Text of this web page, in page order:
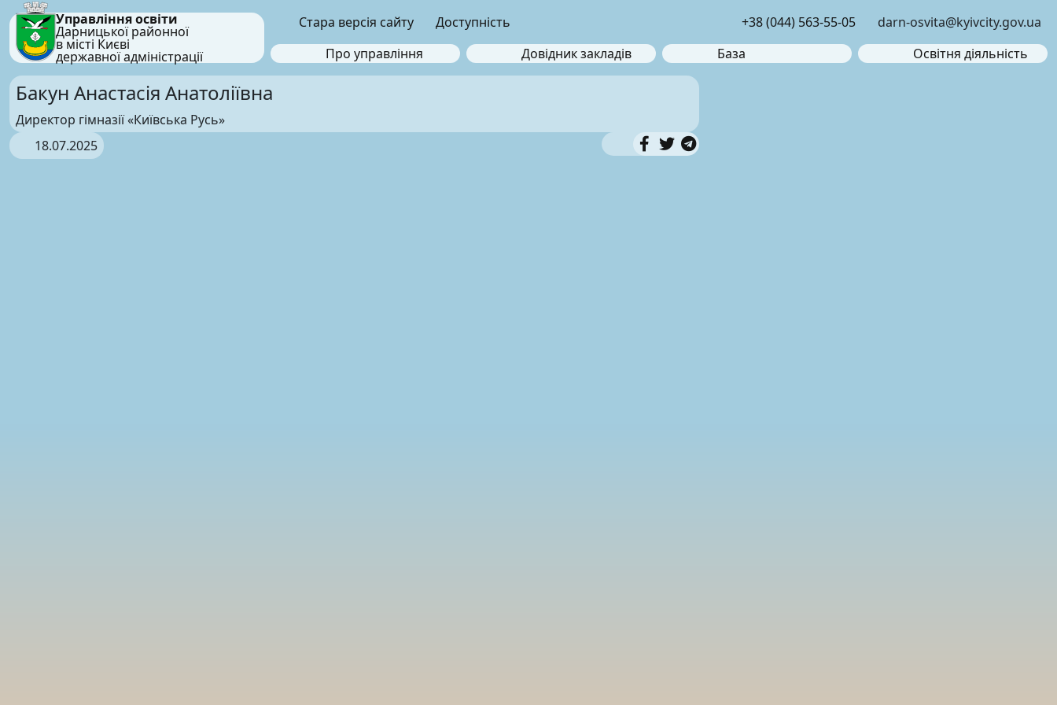
Управління освіти
Дарницької районної
в місті Києві
державної адміністрації
Стара версія сайту Доступність +38 (044) 563-55-05
darn-osvita@kyivcity.gov.ua
Про управління
Довідник закладів База Освітня діяльність
Бакун Анастасія Анатоліївна
Директор гімназії «Київська Русь»
18.07.2025